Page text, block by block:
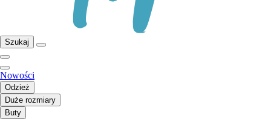
Szukaj
Nowości
Odzież
Duże rozmiary
Buty